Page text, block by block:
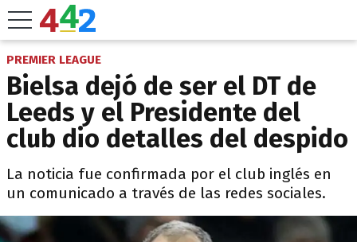
PREMIER LEAGUE
Bielsa dejó de ser el DT de
Leeds y el Presidente del
club dio detalles del despido
La noticia fue confirmada por el club inglés en
un comunicado a través de las redes sociales.